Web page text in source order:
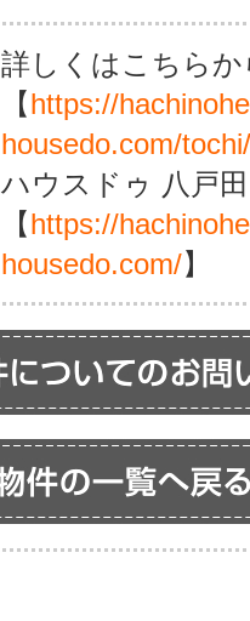
詳しくはこちらか
【https://
housedo.com/
ハウスドゥ 八戸
【https://
housedo.com/】